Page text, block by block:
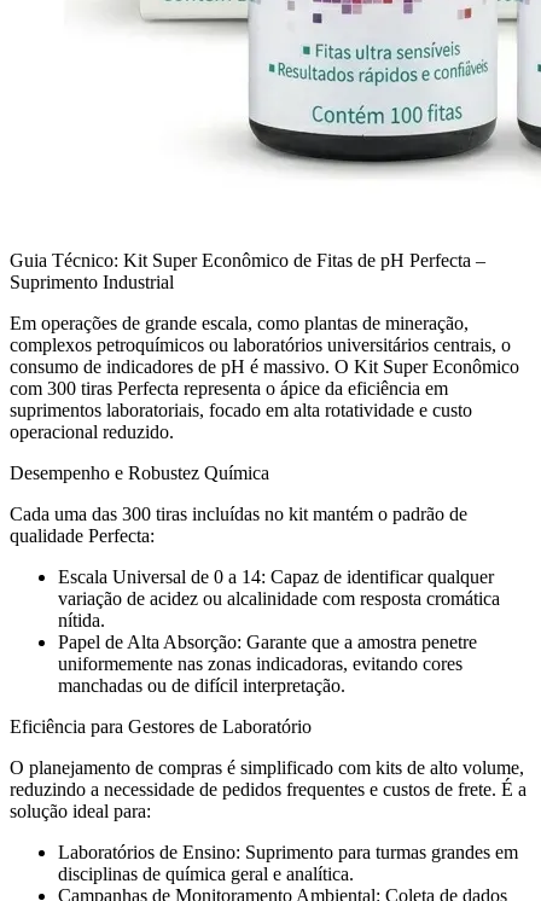
Guia Técnico: Kit Super Econômico de Fitas de pH Perfecta –
Suprimento Industrial
Em operações de grande escala, como plantas de mineração,
complexos petroquímicos ou laboratórios universitários centrais, o
consumo de indicadores de pH é massivo. O Kit Super Econômico
com 300 tiras Perfecta representa o ápice da eficiência em
suprimentos laboratoriais, focado em alta rotatividade e custo
operacional reduzido.
Desempenho e Robustez Química
Cada uma das 300 tiras incluídas no kit mantém o padrão de
qualidade Perfecta:
Escala Universal de 0 a 14: Capaz de identificar qualquer
variação de acidez ou alcalinidade com resposta cromática
nítida.
Papel de Alta Absorção: Garante que a amostra penetre
uniformemente nas zonas indicadoras, evitando cores
manchadas ou de difícil interpretação.
Eficiência para Gestores de Laboratório
O planejamento de compras é simplificado com kits de alto volume,
reduzindo a necessidade de pedidos frequentes e custos de frete. É a
solução ideal para:
Laboratórios de Ensino: Suprimento para turmas grandes em
disciplinas de química geral e analítica.
Campanhas de Monitoramento Ambiental: Coleta de dados